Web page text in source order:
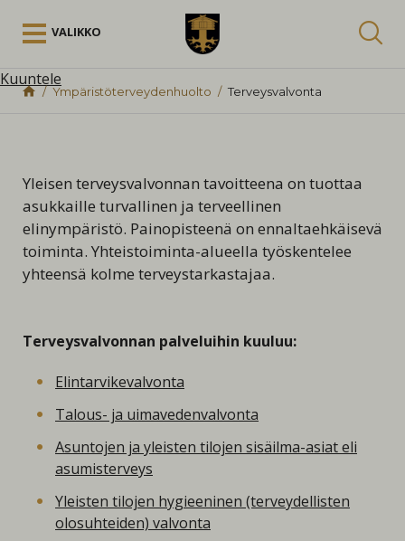
VALIKKO
Kuuntele
Ympäristöterveydenhuolto Terveysvalvonta
Yleisen terveysvalvonnan tavoitteena on tuottaa
asukkaille turvallinen ja terveellinen
elinympäristö. Painopisteenä on ennaltaehkäisevä
toiminta. Yhteistoiminta-alueella työskentelee
yhteensä kolme terveystarkastajaa.
Terveysvalvonnan palveluihin kuuluu:
Elintarvikevalvonta
Talous- ja uimavedenvalvonta
Asuntojen ja yleisten tilojen sisäilma-asiat eli
asumisterveys
Yleisten tilojen hygieeninen (terveydellisten
olosuhteiden) valvonta